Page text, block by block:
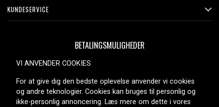
KUNDESERVICE
BETALINGSMULIGHEDER
LEVERINGSMULIGHEDER
VI ANVENDER COOKIES
For at give dig den bedste oplevelse anvender vi cookies
og andre teknologier. Cookies kan bruges til personlig og
ikke-personlig annoncering. Læs mere om dette i vores